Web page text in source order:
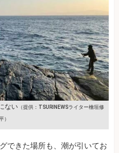
ない（提供：TSURINEWSライター檜垣修
）
できた場所も、潮が引いてお